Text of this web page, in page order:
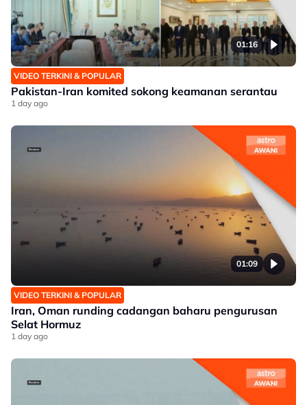
01:16
VIDEO TERKINI & POPULAR
Pakistan-Iran komited sokong keamanan serantau
1 day ago
01:09
VIDEO TERKINI & POPULAR
Iran, Oman runding cadangan baharu pengurusan
Selat Hormuz
1 day ago